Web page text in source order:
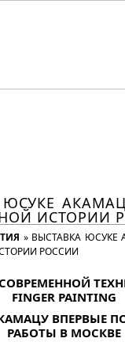
ЮСУКЕ
ИСТОРИИ
» ВЫСТАВКА ЮСУКЕ
РОССИИ
FINGER PAINTING
ВПЕРВЫЕ
РАБОТЫ В МОСКВЕ